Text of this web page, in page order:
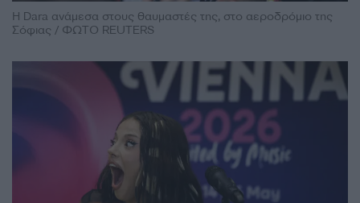
Η Dara ανάμεσα στους θαυμαστές της, στο αεροδρόμιο της
Σόφιας / ΦΩΤΟ REUTERS